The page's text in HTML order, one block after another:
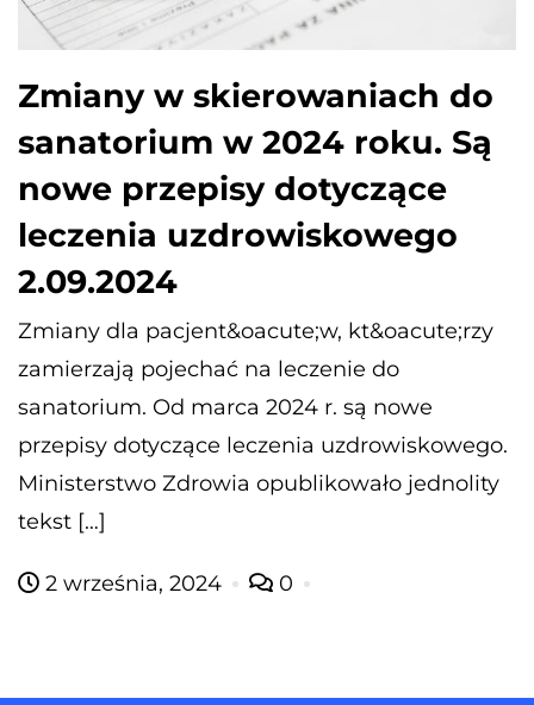
Zmiany w skierowaniach do
sanatorium w 2024 roku. Są
nowe przepisy dotyczące
leczenia uzdrowiskowego
2.09.2024
Zmiany dla pacjent&oacute;w, kt&oacute;rzy
zamierzają pojechać na leczenie do
sanatorium. Od marca 2024 r. są nowe
przepisy dotyczące leczenia uzdrowiskowego.
Ministerstwo Zdrowia opublikowało jednolity
tekst […]
2 września, 2024 0